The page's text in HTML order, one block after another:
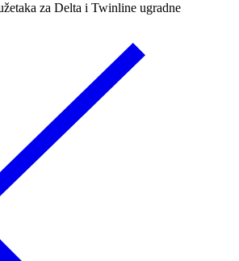
za Delta i Twinline ugradne